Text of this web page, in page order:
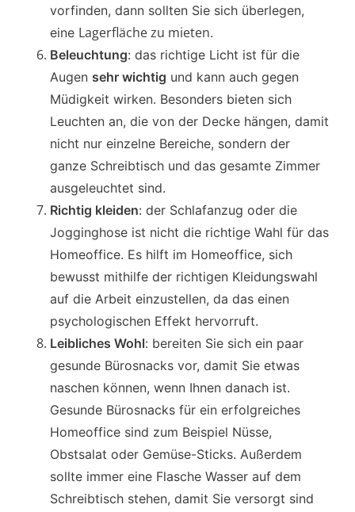
vorfinden, dann sollten Sie sich überlegen,
eine Lagerfläche zu mieten.
Beleuchtung: das richtige Licht ist für die
Augen sehr wichtig und kann auch gegen
Müdigkeit wirken. Besonders bieten sich
Leuchten an, die von der Decke hängen, damit
nicht nur einzelne Bereiche, sondern der
ganze Schreibtisch und das gesamte Zimmer
ausgeleuchtet sind.
Richtig kleiden: der Schlafanzug oder die
Jogginghose ist nicht die richtige Wahl für das
Homeoffice. Es hilft im Homeoffice, sich
bewusst mithilfe der richtigen Kleidungswahl
auf die Arbeit einzustellen, da das einen
psychologischen Effekt hervorruft.
Leibliches Wohl: bereiten Sie sich ein paar
gesunde Bürosnacks vor, damit Sie etwas
naschen können, wenn Ihnen danach ist.
Gesunde Bürosnacks für ein erfolgreiches
Homeoffice sind zum Beispiel Nüsse,
Obstsalat oder Gemüse-Sticks. Außerdem
sollte immer eine Flasche Wasser auf dem
Schreibtisch stehen, damit Sie versorgt sind